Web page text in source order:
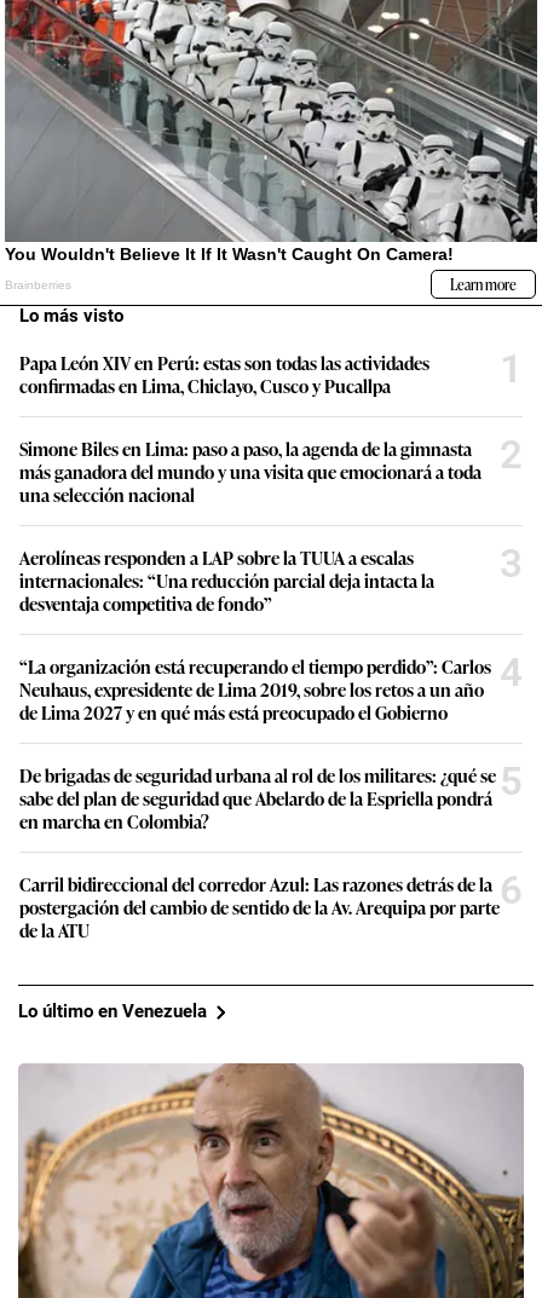
Lo más visto
Papa León XIV en Perú: estas son todas las actividades
confirmadas en Lima, Chiclayo, Cusco y Pucallpa
1
Simone Biles en Lima: paso a paso, la agenda de la gimnasta
más ganadora del mundo y una visita que emocionará a toda
una selección nacional
2
Aerolíneas responden a LAP sobre la TUUA a escalas
internacionales: “Una reducción parcial deja intacta la
desventaja competitiva de fondo”
3
“La organización está recuperando el tiempo perdido”: Carlos
Neuhaus, expresidente de Lima 2019, sobre los retos a un año
de Lima 2027 y en qué más está preocupado el Gobierno
4
De brigadas de seguridad urbana al rol de los militares: ¿qué se
sabe del plan de seguridad que Abelardo de la Espriella pondrá
en marcha en Colombia?
5
Carril bidireccional del corredor Azul: Las razones detrás de la
postergación del cambio de sentido de la Av. Arequipa por parte
de la ATU
6
Lo último en Venezuela